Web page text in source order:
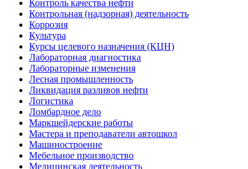
Контроль качества нефти
Контрольная (надзорная) деятельность
Коррозия
Культура
Курсы целевого назначения (КЦН)
Лабораторная диагностика
Лабораторные изменения
Лесная промышленность
Ликвидация разливов нефти
Логистика
Ломбардное дело
Маркшейдерские работы
Мастера и преподаватели автошкол
Машиностроение
Мебельное производство
Медицинская деятельность